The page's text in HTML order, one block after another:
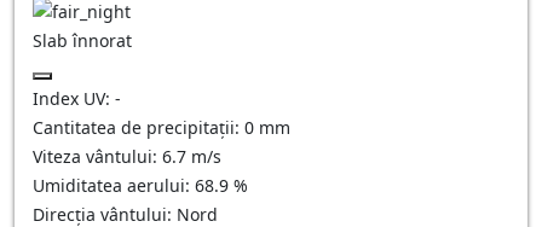
Slab înnorat
Index UV: -
Cantitatea de precipitații: 0 mm
Viteza vântului: 6.7 m/s
Umiditatea aerului: 68.9 %
Direcția vântului: Nord